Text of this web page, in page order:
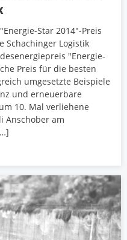
Star 2014"-Preis
Schachinger Logistik
"Energie-
Preis für die besten
umgesetzte Beispiele
und erneuerbare
10. Mal verliehene
Anschober am